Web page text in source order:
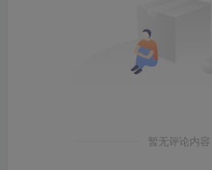
暂无评论内容